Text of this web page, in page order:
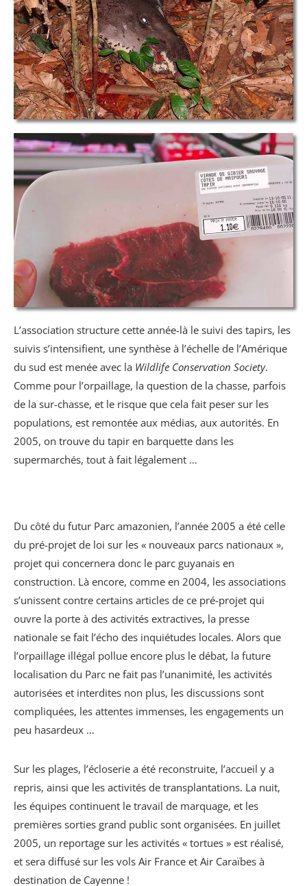
L’association structure cette année-là le suivi des tapirs, les
suivis s’intensifient, une synthèse à l’échelle de l’Amérique
du sud est menée avec la Wildlife Conservation Society.
Comme pour l’orpaillage, la question de la chasse, parfois
de la sur-chasse, et le risque que cela fait peser sur les
populations, est remontée aux médias, aux autorités. En
2005, on trouve du tapir en barquette dans les
supermarchés, tout à fait légalement …
Du côté du futur Parc amazonien, l’année 2005 a été celle
du pré-projet de loi sur les « nouveaux parcs nationaux »,
projet qui concernera donc le parc guyanais en
construction. Là encore, comme en 2004, les associations
s’unissent contre certains articles de ce pré-projet qui
ouvre la porte à des activités extractives, la presse
nationale se fait l’écho des inquiétudes locales. Alors que
l’orpaillage illégal pollue encore plus le débat, la future
localisation du Parc ne fait pas l’unanimité, les activités
autorisées et interdites non plus, les discussions sont
compliquées, les attentes immenses, les engagements un
peu hasardeux …
Sur les plages, l’écloserie a été reconstruite, l’accueil y a
repris, ainsi que les activités de transplantations. La nuit,
les équipes continuent le travail de marquage, et les
premières sorties grand public sont organisées. En juillet
2005, un reportage sur les activités « tortues » est réalisé,
et sera diffusé sur les vols Air France et Air Caraïbes à
destination de Cayenne !